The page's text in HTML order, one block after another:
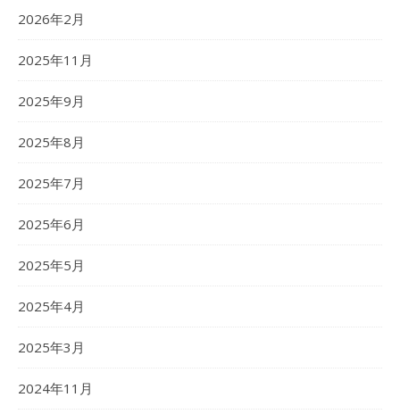
2026年2月
2025年11月
2025年9月
2025年8月
2025年7月
2025年6月
2025年5月
2025年4月
2025年3月
2024年11月